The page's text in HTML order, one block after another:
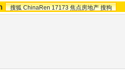
搜狐 ChinaRen 17173 焦点房地产 搜狗